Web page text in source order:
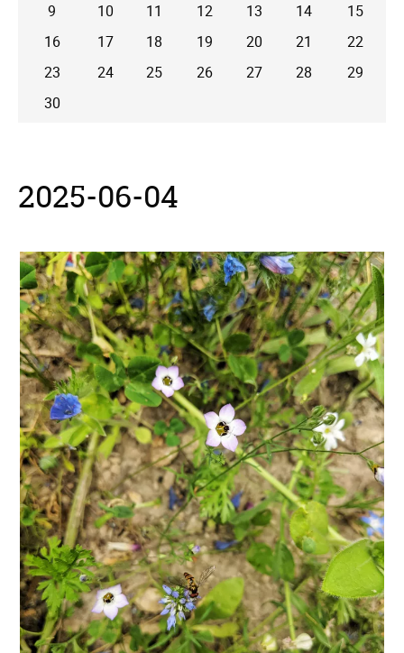
9
10 11 12 13 14
15
16
17 18 19 20 21
22
23
24 25 26 27 28
29
30
2025-06-04